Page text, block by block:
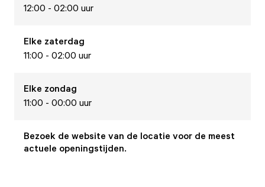
12:00 - 02:00 uur
Elke zaterdag
11:00 - 02:00 uur
Elke zondag
11:00 - 00:00 uur
Bezoek de website van de locatie voor de meest
actuele openingstijden.